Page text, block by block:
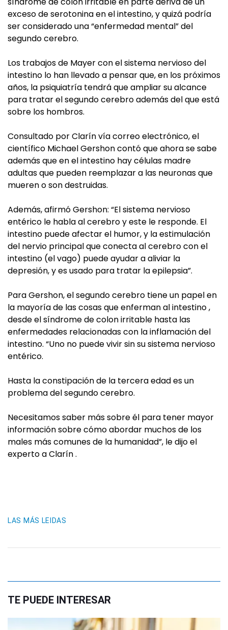
exceso de serotonina en el intestino, y quizá podría
ser considerado una “enfermedad mental” del
segundo cerebro.
Los trabajos de Mayer con el sistema nervioso del
intestino lo han llevado a pensar que, en los próximos
años, la psiquiatría tendrá que ampliar su alcance
para tratar el segundo cerebro además del que está
sobre los hombros.
Consultado por Clarín vía correo electrónico, el
científico Michael Gershon contó que ahora se sabe
además que en el intestino hay células madre
adultas que pueden reemplazar a las neuronas que
mueren o son destruidas.
Además, afirmó Gershon: “El sistema nervioso
entérico le habla al cerebro y este le responde. El
intestino puede afectar el humor, y la estimulación
del nervio principal que conecta al cerebro con el
intestino (el vago) puede ayudar a aliviar la
depresión, y es usado para tratar la epilepsia”.
Para Gershon, el segundo cerebro tiene un papel en
la mayoría de las cosas que enferman al intestino ,
desde el síndrome de colon irritable hasta las
enfermedades relacionadas con la inflamación del
intestino. “Uno no puede vivir sin su sistema nervioso
entérico.
Hasta la constipación de la tercera edad es un
problema del segundo cerebro.
Necesitamos saber más sobre él para tener mayor
información sobre cómo abordar muchos de los
males más comunes de la humanidad”, le dijo el
experto a Clarín .
LAS MÁS LEIDAS
TE PUEDE INTERESAR